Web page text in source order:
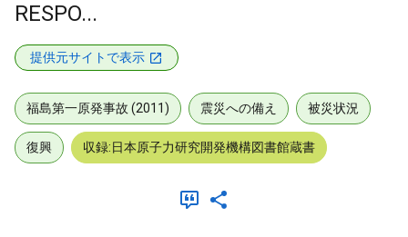
RESPO...
提供元サイトで表示
福島第一原発事故 (2011) 震災への備え 被災状況
復興 収録:日本原子力研究開発機構図書館蔵書